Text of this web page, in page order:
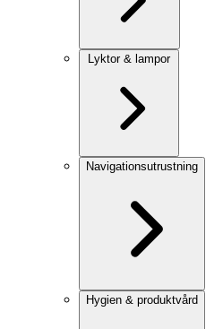
Lyktor & lampor
Navigationsutrustning
Hygien & produktvård